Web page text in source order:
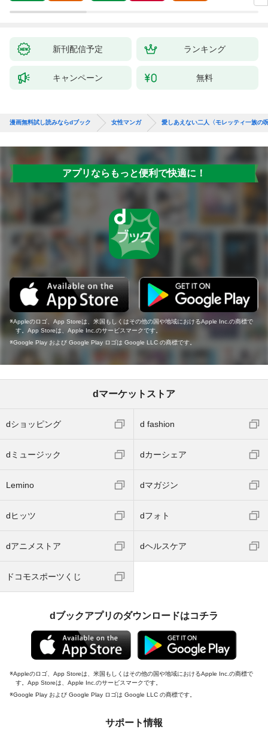
新刊配信予定 ランキング
キャンペーン 無料
漫画無料試し読みならdブック 女性マンガ 愛しあえない二人〈モレッティ一族の
アプリならもっと便利で快適に！
Appleのロゴ、App Storeは、米国もしくはその他の国や地域におけるApple Inc.の商標で
す。App Storeは、Apple Inc.のサービスマークです。
Google Play および Google Play ロゴは Google LLC の商標です。
dマーケットストア
dショッピング d fashion
dミュージック dカーシェア
Lemino dマガジン
dヒッツ dフォト
dアニメストア dヘルスケア
ドコモスポーツくじ
dブックアプリのダウンロードはコチラ
Appleのロゴ、App Storeは、米国もしくはその他の国や地域におけるApple Inc.の商標で
す。App Storeは、Apple Inc.のサービスマークです。
Google Play および Google Play ロゴは Google LLC の商標です。
サポート情報